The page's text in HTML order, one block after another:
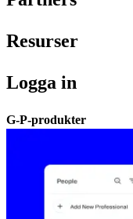
Resurser​​
Logga in​​
G-P-produkter​​